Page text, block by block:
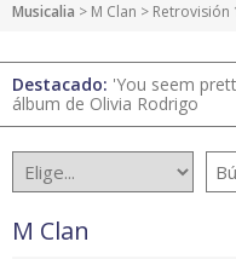
Musicalia > M Clan > Retrovisión
Destacado: 'You seem
álbum de Olivia Rodrigo
M Clan